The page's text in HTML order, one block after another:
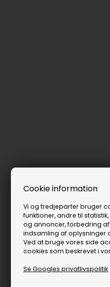
Cookie information
Vi og tredjeparter bruger
funktioner, andre til
og annoncer, forbedring
indsamling af oplysninger
Ved at bruge vores side
cookies som beskrevet i
Se Googles privatlivspolitik